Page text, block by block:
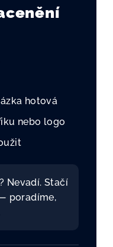
hotová
nebo logo
Nevadí. Stačí
poradíme,